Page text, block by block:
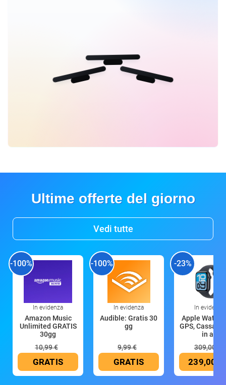
Ultime offerte del giorno
Vedi tutte
-100%
In evidenza
Amazon Music
Unlimited GRATIS
30gg
10,99 €
GRATIS
-100%
In evidenza
Audible: Gratis 30
gg
9,99 €
GRATIS
-23%
In evidenza
Apple Watch
GPS, Cassa
in all
309,00 €
239,00 €